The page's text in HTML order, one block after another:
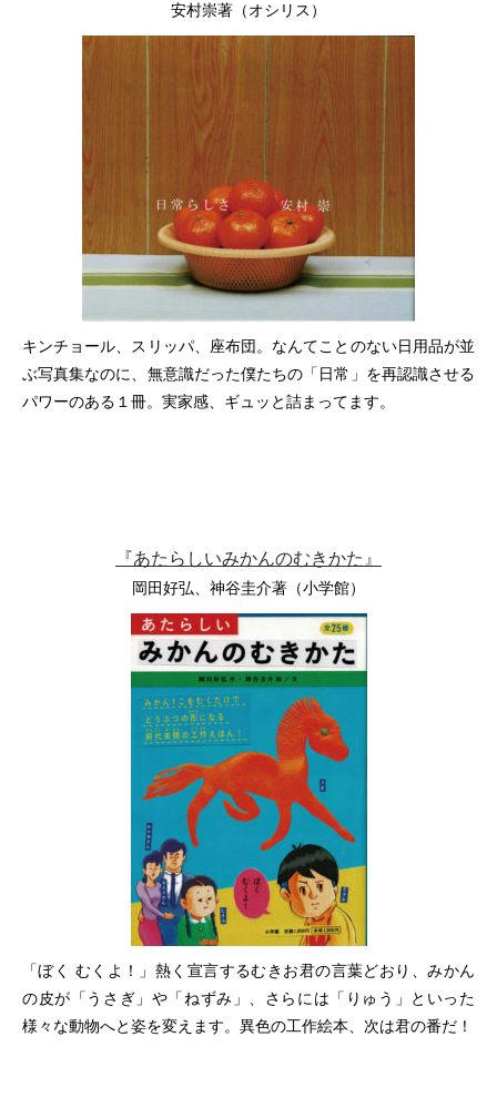
安村崇著（オシリス）
キンチョール、スリッパ、座布団。なんてことのない日用品が並
ぶ写真集なのに、無意識だった僕たちの「日常」を再認識させる
パワーのある１冊。実家感、ギュッと詰まってます。
『あたらしいみかんのむきかた』
岡田好弘、神谷圭介著（小学館）
「ぼく むくよ！」熱く宣言するむきお君の言葉どおり、みかん
の皮が「うさぎ」や「ねずみ」、さらには「りゅう」といった
様々な動物へと姿を変えます。異色の工作絵本、次は君の番だ！